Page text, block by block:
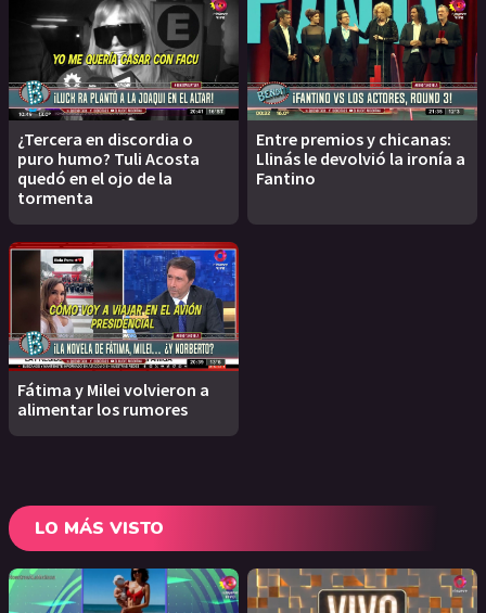
¿Tercera en discordia o
puro humo? Tuli Acosta
quedó en el ojo de la
tormenta
Entre premios y chicanas:
Llinás le devolvió la ironía a
Fantino
Fátima y Milei volvieron a
alimentar los rumores
LO MÁS VISTO